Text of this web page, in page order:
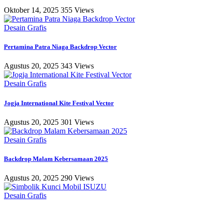
Oktober 14, 2025 355 Views
Desain Grafis
Pertamina Patra Niaga Backdrop Vector
Agustus 20, 2025 343 Views
Desain Grafis
Jogja International Kite Festival Vector
Agustus 20, 2025 301 Views
Desain Grafis
Backdrop Malam Kebersamaan 2025
Agustus 20, 2025 290 Views
Desain Grafis